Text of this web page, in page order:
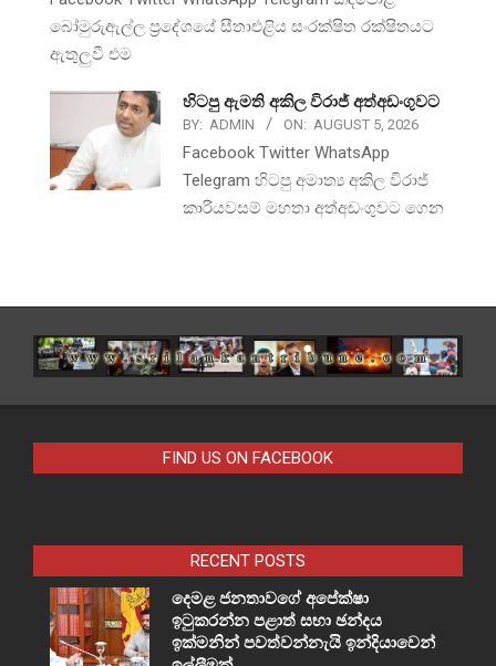
බෝමුරුඇල්ල ප්‍රදේශයේ සීතාඑළිය සංරක්ෂිත රක්ෂිතයට
ඇතුලුවී එම
හිටපු ඇමති අකිල විරාජ් අත්අඩංගුවට
BY: ADMIN ON: AUGUST 5, 2026
Facebook Twitter WhatsApp
Telegram හිටපු අමාත්‍ය අකිල විරාජ්
කාරියවසම් මහතා අත්අඩංගුවට ගෙන
FIND US ON FACEBOOK
RECENT POSTS
දෙමළ ජනතාවගේ අපේක්ෂා
ඉටුකරන්න පළාත් සභා ඡන්දය
ඉක්මනින් පවත්වන්නැයි ඉන්දියාවෙන්